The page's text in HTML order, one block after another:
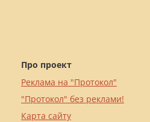
Про проект
Реклама на "Протокол"
"Протокол" без реклами!
Карта сайту